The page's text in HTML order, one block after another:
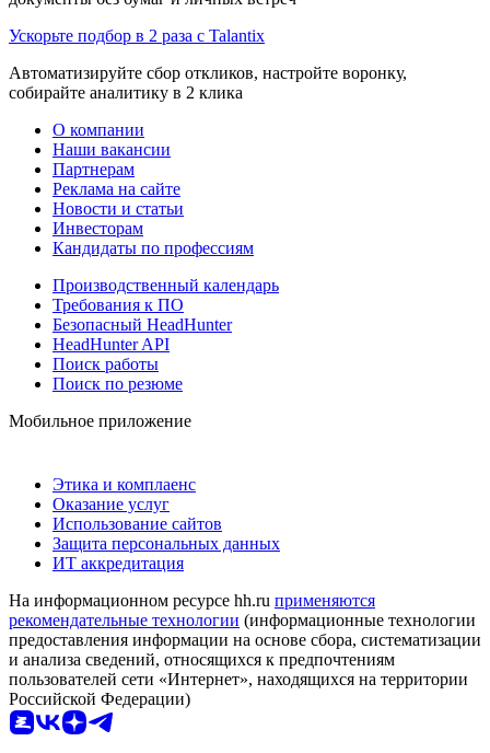
Ускорьте подбор в 2 раза с Talantix
Автоматизируйте сбор откликов, настройте воронку,
собирайте аналитику в 2 клика
О компании
Наши вакансии
Партнерам
Реклама на сайте
Новости и статьи
Инвесторам
Кандидаты по профессиям
Производственный календарь
Требования к ПО
Безопасный HeadHunter
HeadHunter API
Поиск работы
Поиск по резюме
Мобильное приложение
Этика и комплаенс
Оказание услуг
Использование сайтов
Защита персональных данных
ИТ аккредитация
На информационном ресурсе hh.ru применяются
рекомендательные технологии (информационные технологии
предоставления информации на основе сбора, систематизации
и анализа сведений, относящихся к предпочтениям
пользователей сети «Интернет», находящихся на территории
Российской Федерации)